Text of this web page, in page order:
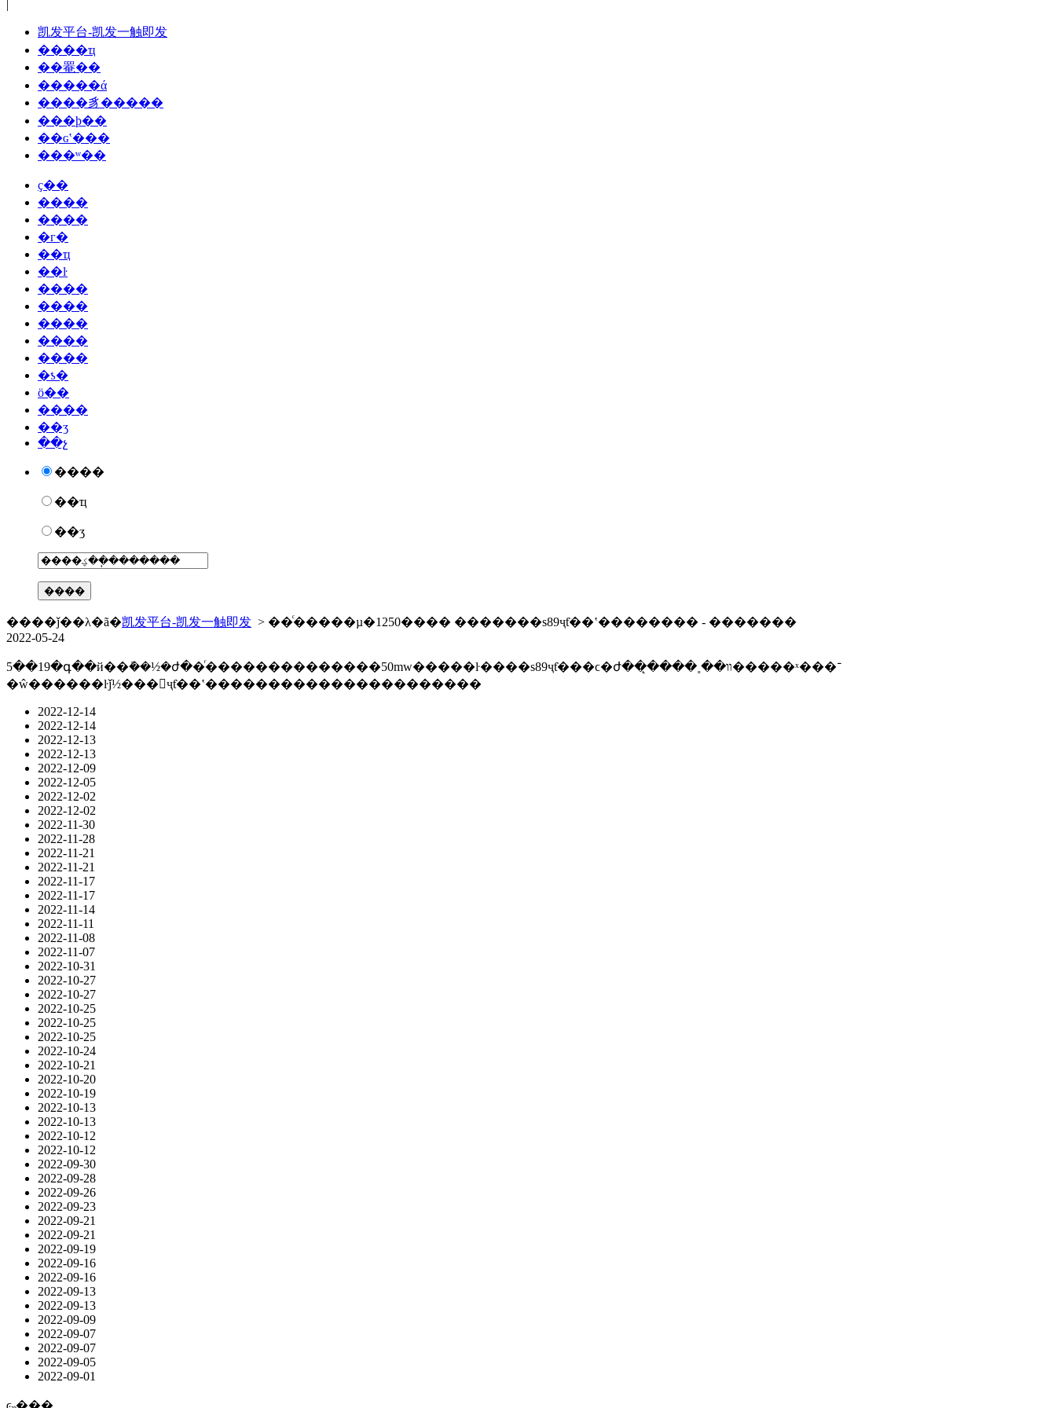
|
凯发平台-凯发一触即发
����ҵ
��罨��
�����ά
����豸�����
���ϸ��
��ɢʽ���
���ʷ��
ҫ��
����
����
�г�
��ҵ
��ŀ
����
����
����
����
����
�ƾ�
ӧ��
����
��ʒ
��չ
����
��ҵ
��ʒ
����ǰ��λ�ã�凯发平台-凯发一触即发 > ��ͨ�����µ�1250���� �������s89ҷƭ��ʽ�������� - �������
2022-05-24
5��19�գ��й��ܽ��½�ժ��ͬ��������������50mw�����ŀ����s89ҷƭ���ϲ�ժ��̨����˳��װ�����ˣ���־
�ŵ������ŀǰ½���ҷƭ��ʽ����������������������
2022-12-14
2022-12-14
2022-12-13
2022-12-13
2022-12-09
2022-12-05
2022-12-02
2022-12-02
2022-11-30
2022-11-28
2022-11-21
2022-11-21
2022-11-17
2022-11-17
2022-11-14
2022-11-11
2022-11-08
2022-11-07
2022-10-31
2022-10-27
2022-10-27
2022-10-25
2022-10-25
2022-10-25
2022-10-24
2022-10-21
2022-10-20
2022-10-19
2022-10-13
2022-10-13
2022-10-12
2022-10-12
2022-09-30
2022-09-28
2022-09-26
2022-09-23
2022-09-21
2022-09-21
2022-09-19
2022-09-16
2022-09-16
2022-09-13
2022-09-13
2022-09-09
2022-09-07
2022-09-07
2022-09-05
2022-09-01
ͼ˵���